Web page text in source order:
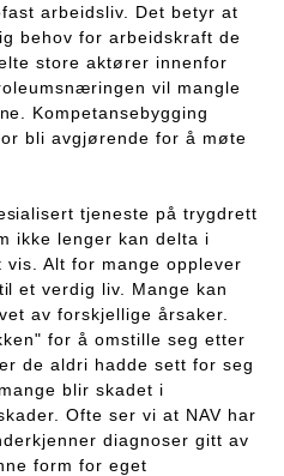
arbeidsliv. Det betyr at
behov for arbeidskraft de
store aktører innenfor
vil mangle
Kompetansebygging
bli avgjørende for å møte
tjeneste på trygdrett
ikke lenger kan delta i
Alt for mange opplever
et verdig liv. Mange kan
av forskjellige årsaker.
for å omstille seg etter
de aldri hadde sett for seg
blir skadet i
Ofte ser vi at NAV har
diagnoser gitt av
form for eget